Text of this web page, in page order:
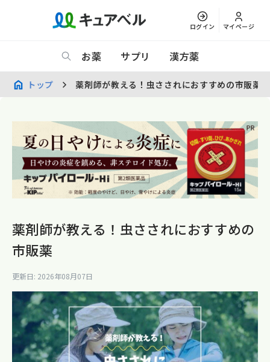
ログイン マイページ
お薬 サプリ 漢方薬
トップ 薬剤師が教える！虫さされにおすすめの市販薬
薬剤師が教える！虫さされにおすすめの
市販薬
更新日: 2026年08月07日